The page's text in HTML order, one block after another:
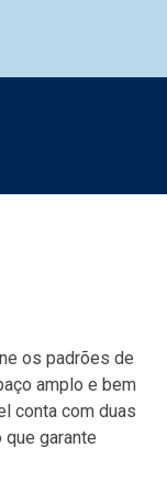
os padrões de
amplo e bem
conta com duas
garante